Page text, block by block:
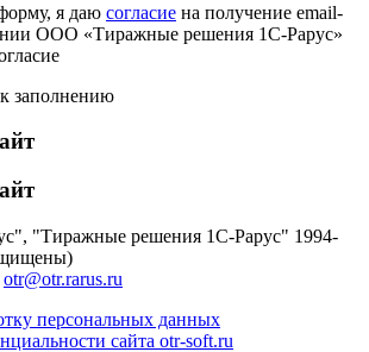
я даю согласие на получение email-
ООО «Тиражные решения 1С-Рарус»
заполнению
"Тиражные решения 1С-Рарус" 1994-
otr@otr.rarus.ru
персональных данных
сайта otr-soft.ru